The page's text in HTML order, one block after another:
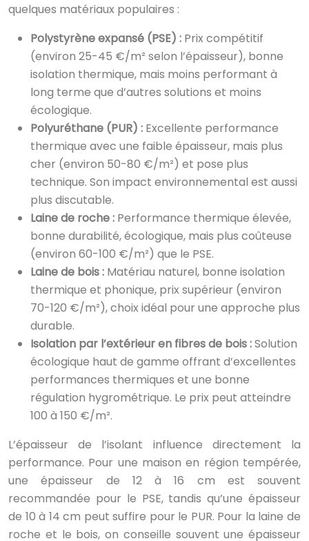
quelques matériaux populaires :
Polystyrène expansé (PSE) : Prix compétitif
(environ 25-45 €/m² selon l’épaisseur), bonne
isolation thermique, mais moins performant à
long terme que d’autres solutions et moins
écologique.
Polyuréthane (PUR) : Excellente performance
thermique avec une faible épaisseur, mais plus
cher (environ 50-80 €/m²) et pose plus
technique. Son impact environnemental est aussi
plus discutable.
Laine de roche : Performance thermique élevée,
bonne durabilité, écologique, mais plus coûteuse
(environ 60-100 €/m²) que le PSE.
Laine de bois : Matériau naturel, bonne isolation
thermique et phonique, prix supérieur (environ
70-120 €/m²), choix idéal pour une approche plus
durable.
Isolation par l’extérieur en fibres de bois :Solution
écologique haut de gamme offrant d’excellentes
performances thermiques et une bonne
régulation hygrométrique. Le prix peut atteindre
100 à 150 €/m².
L’épaisseur de l’isolant influence directement la
performance. Pour une maison en région tempérée,
une épaisseur de 12 à 16 cm est souvent
recommandée pour le PSE, tandis qu’une épaisseur
de 10 à 14 cm peut suffire pour le PUR. Pour la laine de
roche et le bois, on conseille souvent une épaisseur